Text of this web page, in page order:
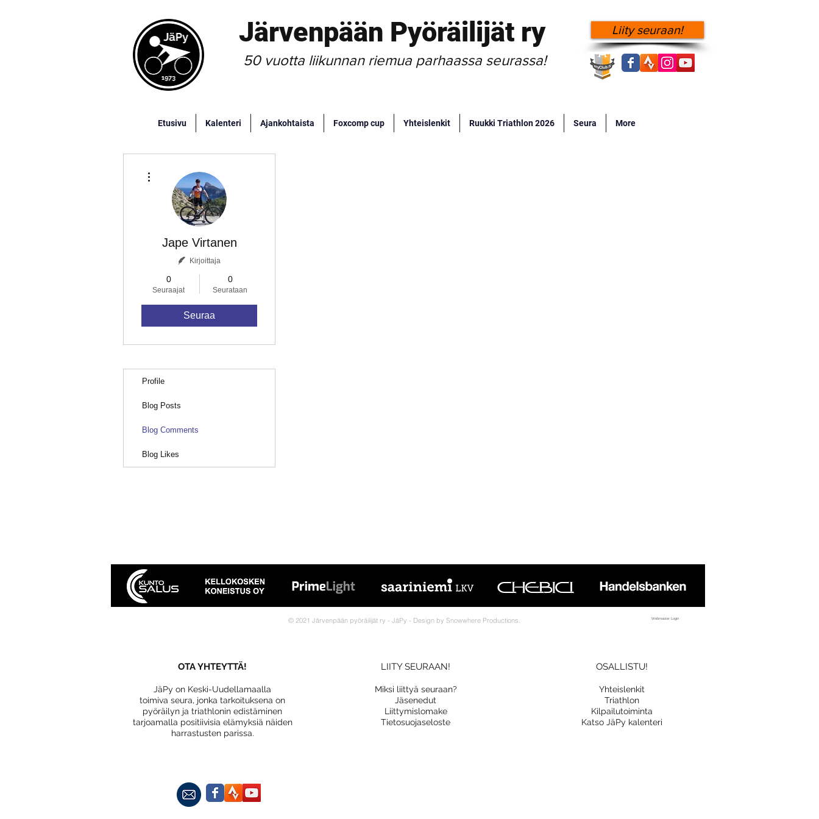
Järvenpään Pyöräilijät ry
50 vuotta liikunnan riemua parhaassa seurassa!
Liity seuraan!
Etusivu Kalenteri Ajankohtaista Foxcomp cup Yhteislenkit Ruukki Triathlon 2026 Seura More
Jape Virtanen
Kirjoittaja
0
Seuraajat
0
Seurataan
Seuraa
Profile
Blog Posts
Blog Comments
Blog Likes
© 2021 Järvenpään pyöräilijät ry - JäPy - Design by Snowwhere Productions. Webmaster Login
OTA YHTEYTTÄ!
JäPy on Keski-Uudellamaalla
toimiva seura, jonka tarkoituksena on
pyöräilyn ja triathlonin edistäminen
tarjoamalla positiivisia elämyksiä näiden
harrastusten parissa.
LIITY SEURAAN!
Miksi liittyä seuraan?
Jäsenedut
Liittymislomake
Tietosuojaseloste
OSALLISTU!
Yhteislenkit
Triathlon
Kilpailutoiminta
Katso JäPy kalenteri